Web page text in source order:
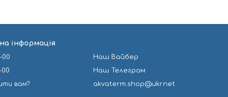
інформація
00
00
вам?
Наш Вайбер
Наш Телеграм
akvaterm.shop@ukr.net